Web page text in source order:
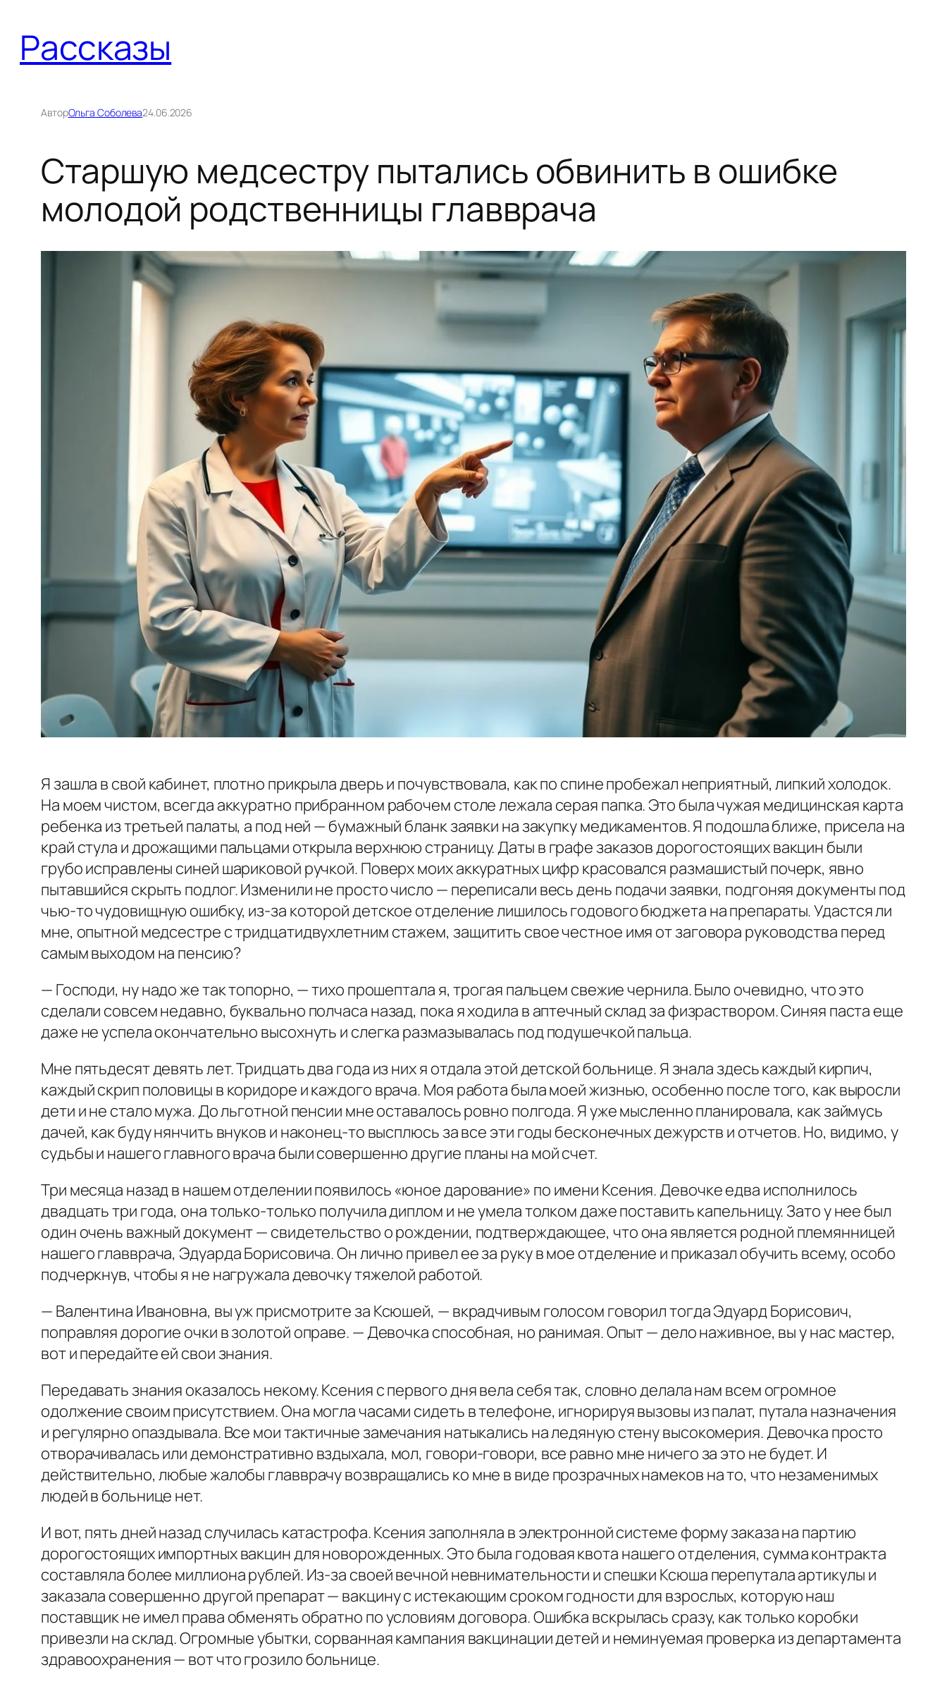
содержимому
Рассказы
АвторОльга Соболева24.06.2026
Старшую медсестру пытались обвинить в ошибке
молодой родственницы главврача
Я зашла в свой кабинет, плотно прикрыла дверь и почувствовала, как по спине пробежал неприятный, липкий холодок.
На моем чистом, всегда аккуратно прибранном рабочем столе лежала серая папка. Это была чужая медицинская карта
ребенка из третьей палаты, а под ней — бумажный бланк заявки на закупку медикаментов. Я подошла ближе, присела на
край стула и дрожащими пальцами открыла верхнюю страницу. Даты в графе заказов дорогостоящих вакцин были
грубо исправлены синей шариковой ручкой. Поверх моих аккуратных цифр красовался размашистый почерк, явно
пытавшийся скрыть подлог. Изменили не просто число — переписали весь день подачи заявки, подгоняя документы под
чью-то чудовищную ошибку, из-за которой детское отделение лишилось годового бюджета на препараты. Удастся ли
мне, опытной медсестре с тридцатидвухлетним стажем, защитить свое честное имя от заговора руководства перед
самым выходом на пенсию?
— Господи, ну надо же так топорно, — тихо прошептала я, трогая пальцем свежие чернила. Было очевидно, что это
сделали совсем недавно, буквально полчаса назад, пока я ходила в аптечный склад за физраствором. Синяя паста еще
даже не успела окончательно высохнуть и слегка размазывалась под подушечкой пальца.
Мне пятьдесят девять лет. Тридцать два года из них я отдала этой детской больнице. Я знала здесь каждый кирпич,
каждый скрип половицы в коридоре и каждого врача. Моя работа была моей жизнью, особенно после того, как выросли
дети и не стало мужа. До льготной пенсии мне оставалось ровно полгода. Я уже мысленно планировала, как займусь
дачей, как буду нянчить внуков и наконец-то высплюсь за все эти годы бесконечных дежурств и отчетов. Но, видимо, у
судьбы и нашего главного врача были совершенно другие планы на мой счет.
Три месяца назад в нашем отделении появилось «юное дарование» по имени Ксения. Девочке едва исполнилось
двадцать три года, она только-только получила диплом и не умела толком даже поставить капельницу. Зато у нее был
один очень важный документ — свидетельство о рождении, подтверждающее, что она является родной племянницей
нашего главврача, Эдуарда Борисовича. Он лично привел ее за руку в мое отделение и приказал обучить всему, особо
подчеркнув, чтобы я не нагружала девочку тяжелой работой.
— Валентина Ивановна, вы уж присмотрите за Ксюшей, — вкрадчивым голосом говорил тогда Эдуард Борисович,
поправляя дорогие очки в золотой оправе. — Девочка способная, но ранимая. Опыт — дело наживное, вы у нас мастер,
вот и передайте ей свои знания.
Передавать знания оказалось некому. Ксения с первого дня вела себя так, словно делала нам всем огромное
одолжение своим присутствием. Она могла часами сидеть в телефоне, игнорируя вызовы из палат, путала назначения
и регулярно опаздывала. Все мои тактичные замечания натыкались на ледяную стену высокомерия. Девочка просто
отворачивалась или демонстративно вздыхала, мол, говори-говори, все равно мне ничего за это не будет. И
действительно, любые жалобы главврачу возвращались ко мне в виде прозрачных намеков на то, что незаменимых
людей в больнице нет.
И вот, пять дней назад случилась катастрофа. Ксения заполняла в электронной системе форму заказа на партию
дорогостоящих импортных вакцин для новорожденных. Это была годовая квота нашего отделения, сумма контракта
составляла более миллиона рублей. Из-за своей вечной невнимательности и спешки Ксюша перепутала артикулы и
заказала совершенно другой препарат — вакцину с истекающим сроком годности для взрослых, которую наш
поставщик не имел права обменять обратно по условиям договора. Ошибка вскрылась сразу, как только коробки
привезли на склад. Огромные убытки, сорванная кампания вакцинации детей и неминуемая проверка из департамента
здравоохранения — вот что грозило больнице.